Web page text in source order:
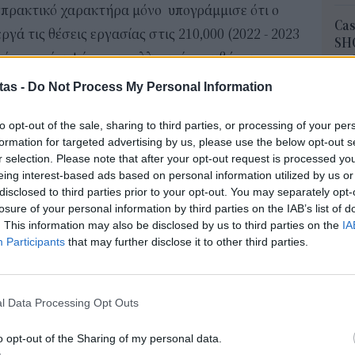
- Do Not Process My Personal Information
opt-out of the sale, sharing to third parties, or processing of your
for targeted advertising by us, please use the below opt-out
selection. Please note that after your opt-out request is processed
interest-based ads based on personal information utilized by us
to third parties prior to your opt-out. You may separately
of your personal information by third parties on the IAB’s list of
This information may also be disclosed by us to third parties on the
Participants that may further disclose it to other third parties.
Data Processing Opt Outs
opt-out of the Sharing of my personal data.
χαρακτήρα μόνο υπογράμμισε ότι ο
τις θέσεις εργασίας στις 210,000 (2022 - 2023
ότι φέτος οι συλλογικές συμβάσεις
τους εργαζόμενους από 1.1.2024, που έρχεται
των μισθών των ξενοδοχοϋπαλλήλων.
την θωράκιση του ελληνικού ξενοδοχείου,
να αυξάνει τις υπεραξίες στην
αυτό στάθηκε στις φωνές που κάνουν
κάνοντας λόγο για μια επινόηση πίσω από την
υποδομών όσο και η φθίνουσα απόδοση
στην κοινή λογική να γίνεται συζήτηση
της αναβάθμισης της προσφοράς, ώστε να
σωστά την καθημερινότητά τους",
των ξενοδοχείων, έντονη ήταν και η
τα
οι